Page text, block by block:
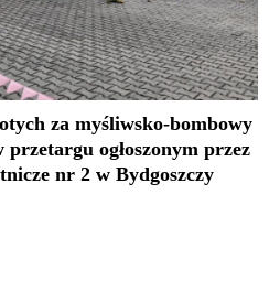
za myśliwsko-bombowy
przetargu ogłoszonym przez
nr 2 w Bydgoszczy